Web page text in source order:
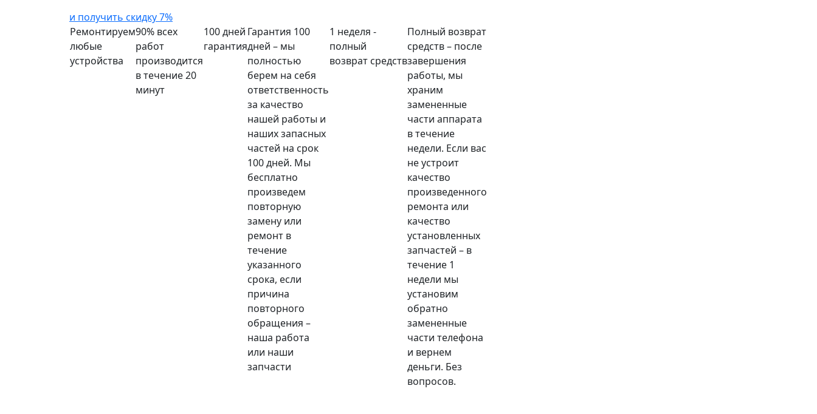
и получить скидку 7%
Ремонтируем
любые
устройства
90% всех
работ
производится
в течение 20
минут
100 дней
гарантия
Гарантия 100
дней – мы
полностью
берем на себя
ответственность
за качество
нашей работы и
наших запасных
частей на срок
100 дней. Мы
бесплатно
произведем
повторную
замену или
ремонт в
течение
указанного
срока, если
причина
повторного
обращения –
наша работа
или наши
запчасти
1 неделя -
полный
возврат средств
Полный возврат
средств – после
завершения
работы, мы
храним
замененные
части аппарата
в течение
недели. Если вас
не устроит
качество
произведенного
ремонта или
качество
установленных
запчастей – в
течение 1
недели мы
установим
обратно
замененные
части телефона
и вернем
деньги. Без
вопросов.